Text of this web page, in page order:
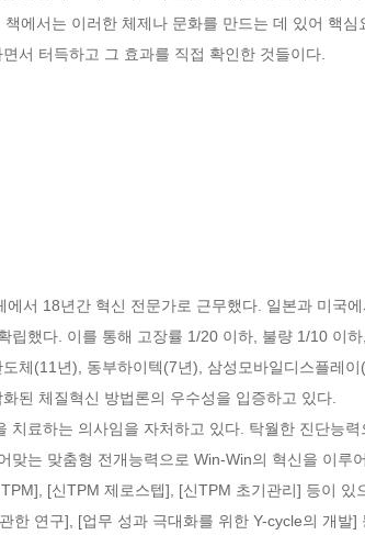
에서는 이러한 체제나 문화를 만드는 데 있어 핵
서 터득하고 그 효과를 직접 확인한 것들이다.
에서 18년간 혁신 전문가로 근무했다. 일본과 미국
립했다. 이를 통해 고장률 1/20 이하, 불량 1/10 이
체(11년), 동부하이텍(7년), 삼성모바일디스플레
된 체질혁신 방법론의 우수성을 입증하고 있다.
치료하는 의사임을 자처하고 있다. 탁월한 진단능
맞는 맞춤형 전개능력으로 Win-Win의 혁신을 이루
[신TPM 제로스텝], [신TPM 초기관리] 등이
한 연구], [업무 성과 극대화를 위한 Y-cycle의 개발]